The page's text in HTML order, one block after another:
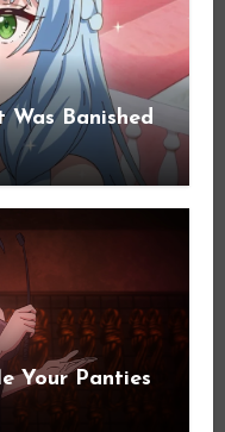
Was Banished
Your Panties